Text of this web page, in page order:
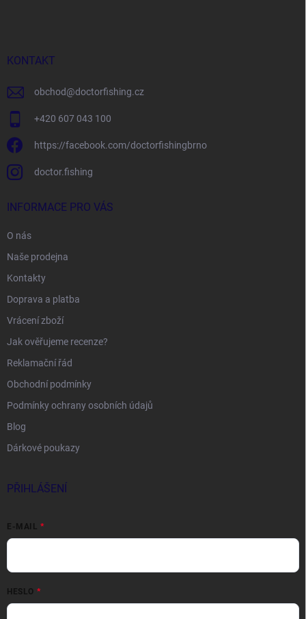
KONTAKT
obchod@doctorfishing.cz
+420 607 043 100
https://facebook.com/doctorfishingbrno
doctor.fishing
INFORMACE PRO VÁS
O nás
Naše prodejna
Kontakty
Doprava a platba
Vrácení zboží
Jak ověřujeme recenze?
Reklamační řád
Obchodní podmínky
Podmínky ochrany osobních údajů
Blog
Dárkové poukazy
PŘIHLÁŠENÍ
E-MAIL
HESLO